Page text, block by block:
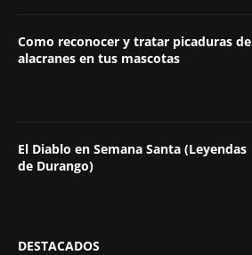
Como reconocer y tratar picaduras de
alacranes en tus mascotas
El Diablo en Semana Santa (Leyendas
de Durango)
DESTACADOS